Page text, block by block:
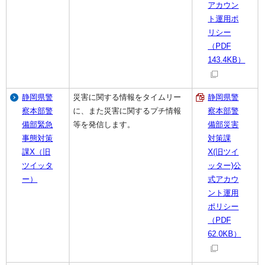
アカウン
ト運用ポ
リシー
（PDF
143.4KB）
静岡県警
察本部警
備部緊急
事態対策
課X（旧
ツイッタ
ー）
災害に関する情報をタイムリー
に、また災害に関するプチ情報
等を発信します。
静岡県警
察本部警
備部災害
対策課
X(旧ツイ
ッター)公
式アカウ
ント運用
ポリシー
（PDF
62.0KB）